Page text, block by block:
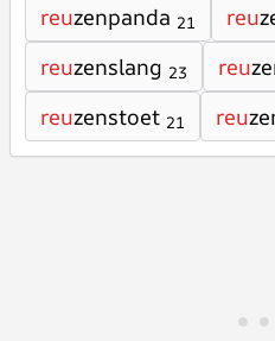
reuzenpanda 21 reu
reuzenslang 23 reu
reuzenstoet 21 reu